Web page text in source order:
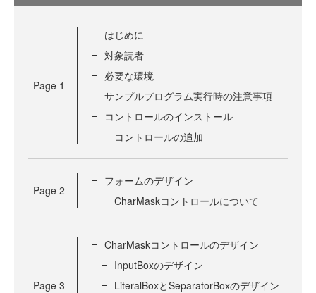
Page 1
はじめに
対象読者
必要な環境
サンプルプログラム実行時の注意事項
コントロールのインストール
コントロールの追加
Page 2
フォームのデザイン
CharMaskコントロールについて
Page 3
CharMaskコントロールのデザイン
InputBoxのデザイン
LiteralBoxとSeparatorBoxのデザイン